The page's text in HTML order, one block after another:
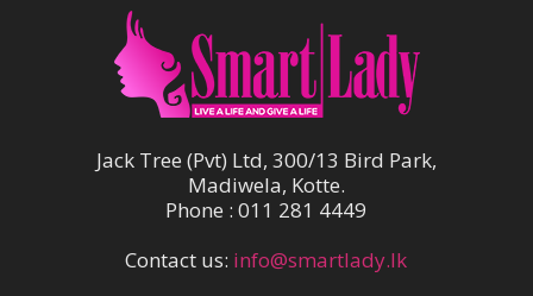
Jack Tree (Pvt) Ltd, 300/13 Bird Park,
Madiwela, Kotte.
Phone : 011 281 4449
Contact us: info@smartlady.lk